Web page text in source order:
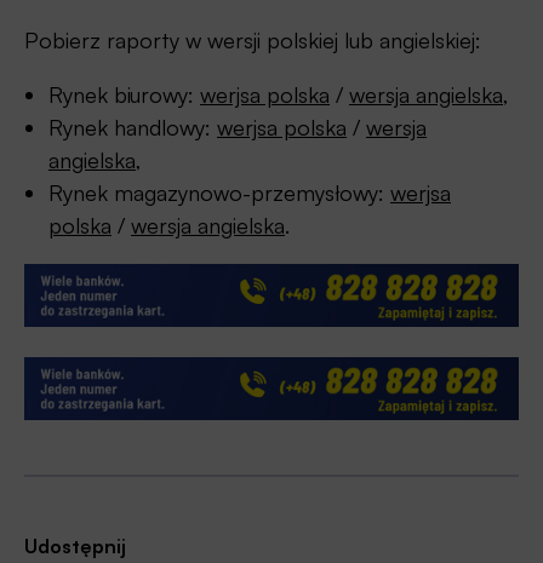
Pobierz raporty w wersji polskiej lub angielskiej:
Rynek biurowy: werjsa polska / wersja angielska,
Rynek handlowy: werjsa polska / wersja
angielska,
Rynek magazynowo-przemysłowy: werjsa
polska / wersja angielska.
Udostępnij